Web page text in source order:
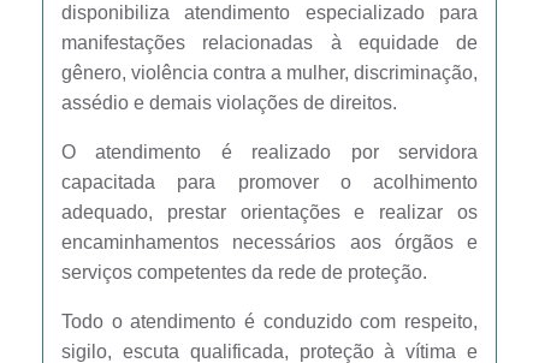
Galeria de Vídeos
Notícias
Sistema de Bibliotecas Públicas
Atribuição de Aulas
Contas Públicas
Contratos
disponibiliza atendimento especializado para
manifestações relacionadas à equidade de
gênero, violência contra a mulher, discriminação,
assédio e demais violações de direitos.
O atendimento é realizado por servidora
capacitada para promover o acolhimento
adequado, prestar orientações e realizar os
encaminhamentos necessários aos órgãos e
serviços competentes da rede de proteção.
Todo o atendimento é conduzido com respeito,
sigilo, escuta qualificada, proteção à vítima e